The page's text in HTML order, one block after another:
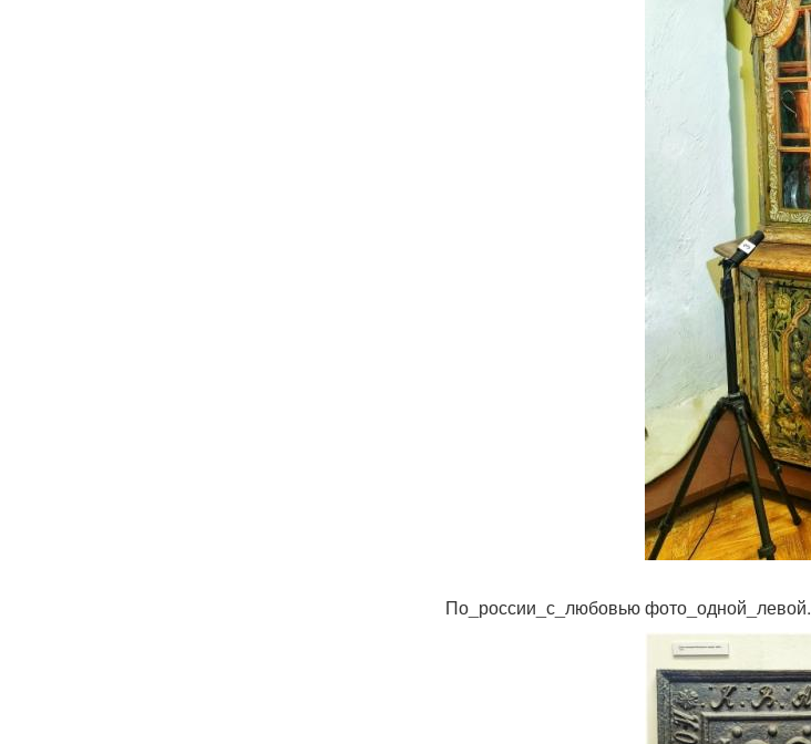
По_россии_с_любовью фото_одной_левой.